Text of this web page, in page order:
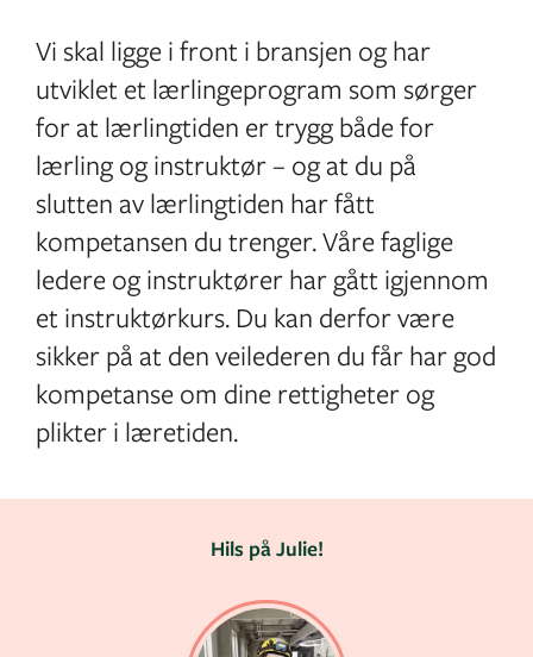
Vi skal ligge i front i bransjen og har
utviklet et lærlingeprogram som sørger
for at lærlingtiden er trygg både for
lærling og instruktør – og at du på
slutten av lærlingtiden har fått
kompetansen du trenger. Våre faglige
ledere og instruktører har gått igjennom
et instruktørkurs. Du kan derfor være
sikker på at den veilederen du får har god
kompetanse om dine rettigheter og
plikter i læretiden.
Hils på Julie!